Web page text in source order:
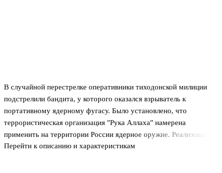
В случайной перестрелке оперативники тиходонской милиции
подстрелили бандита, у которого оказался взрыватель к
портативному ядерному фугасу. Было установлено, что
террористическая организация "Рука Аллаха" намерена
применить на территории России ядерное оружие. Реализовать
теракт должен международный террорист-"невидимка" Гепард.
Перейти к описанию и характеристикам